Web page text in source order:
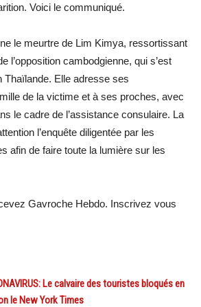
Voici le communiqué.
le meurtre de Lim Kimya, ressortissant
l’opposition cambodgienne, qui s’est
Thaïlande. Elle adresse ses
de la victime et à ses proches, avec
le cadre de l’assistance consulaire. La
l’enquête diligentée par les
afin de faire toute la lumière sur les
Gavroche Hebdo. Inscrivez vous
Le calvaire des touristes bloqués en
le New York Times